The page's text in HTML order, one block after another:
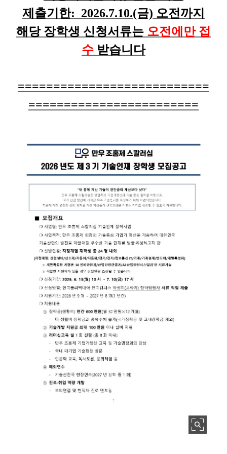
제출기한: 2026.7.10.(금) 오전까지
해당 장학생 신청서류는 오전에만 접
수 받습니다
===========================
========================